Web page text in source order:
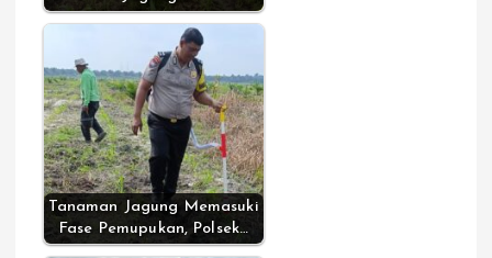
Tanaman Jagung Memasuki
Fase Pemupukan, Polsek…